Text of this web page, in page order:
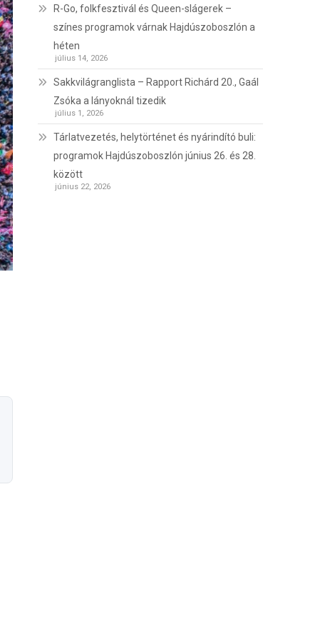
R-Go, folkfesztivál és Queen-slágerek –
színes programok várnak Hajdúszoboszlón a
héten
július 14, 2026
Sakkvilágranglista – Rapport Richárd 20., Gaál
Zsóka a lányoknál tizedik
július 1, 2026
Tárlatvezetés, helytörténet és nyárindító buli:
programok Hajdúszoboszlón június 26. és 28.
között
június 22, 2026